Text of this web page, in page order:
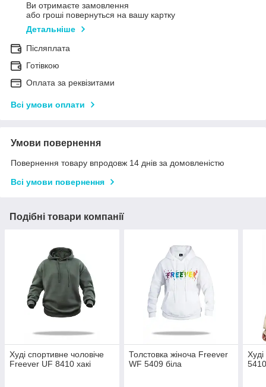
Ви отримаєте замовлення
або гроші повернуться на вашу картку
Детальніше
Післяплата
Готівкою
Оплата за реквізитами
Всі умови оплати
Умови повернення
Повернення товару впродовж 14 днів за домовленістю
Всі умови повернення
Подібні товари компанії
Худі спортивне чоловіче
Freever UF 8410 хакі
Толстовка жіноча Freever
WF 5409 біла